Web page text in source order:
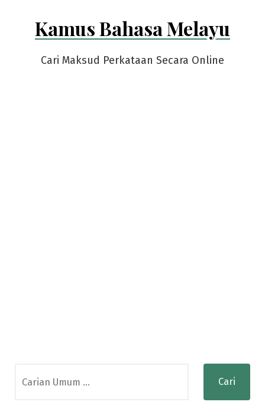
Kamus Bahasa Melayu
Cari Maksud Perkataan Secara Online
for: